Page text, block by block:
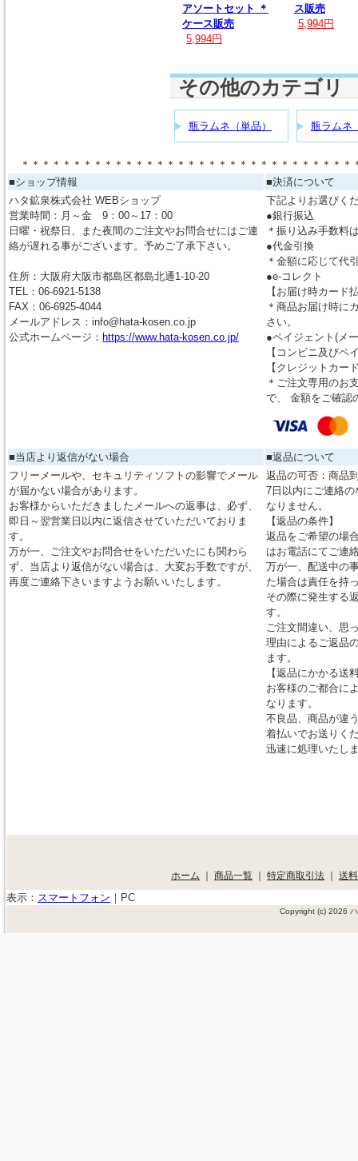
アソートセット ＊
ケース販売
5,994円
ス販売
5,994円
その他のカテゴリ
瓶ラムネ（単品） 瓶ラムネ
＊＊＊＊＊＊＊＊＊＊＊＊＊＊＊＊＊＊＊＊＊＊＊＊＊＊＊＊＊＊＊
■ショップ情報
■決済について
ハタ鉱泉株式会社 WEBショップ
営業時間：月～金 9：00～17：00
日曜・祝祭日、また夜間のご注文やお問合せにはご連
絡が遅れる事がございます。予めご了承下さい。
住所：大阪府大阪市都島区都島北通1-10-20
TEL：06-6921-5138
FAX：06-6925-4044
メールアドレス：info@hata-kosen.co.jp
公式ホームページ： https://www.hata-kosen.co.jp/
下記よりお選びく
●銀行振込
＊振り込み手数料
●代金引換
＊金額に応じて代
●e-コレクト
【お届け時カード
＊商品お届け時に
さい。
●ペイジェント(メ
【コンビニ及びペ
【クレジットカー
＊ご注文専用のお
で、 金額をご確認
■当店より返信がない場合
■返品について
フリーメールや、セキュリティソフトの影響でメール
が届かない場合があります。
お客様からいただきましたメールへの返事は、必ず、
即日～翌営業日以内に返信させていただいておりま
す。
万が一、ご注文やお問合せをいただいたにも関わら
ず、当店より返信がない場合は、大変お手数ですが、
再度ご連絡下さいますようお願いいたします。
返品の可否：商品
7日以内にご連絡
なりません。
【返品の条件】
返品をご希望の場
はお電話にてご連
万が一、配送中の
た場合は責任を持
その際に発生する
す。
ご注文間違い、思
理由によるご返品
ます。
【返品にかかる送
お客様のご都合に
なります。
不良品、商品が違
着払いでお送りく
迅速に処理いたし
ホーム ｜ 商品一覧 ｜ 特定商取引法 ｜ 送
表示： スマートフォン ｜ PC
Copyright (c) 2026